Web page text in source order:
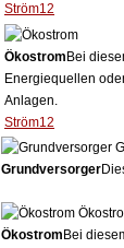
Ström12
Ökostrom Bei
Energiequellen
Anlagen.
Ström12
Grundversorger
Ökostrom Bei